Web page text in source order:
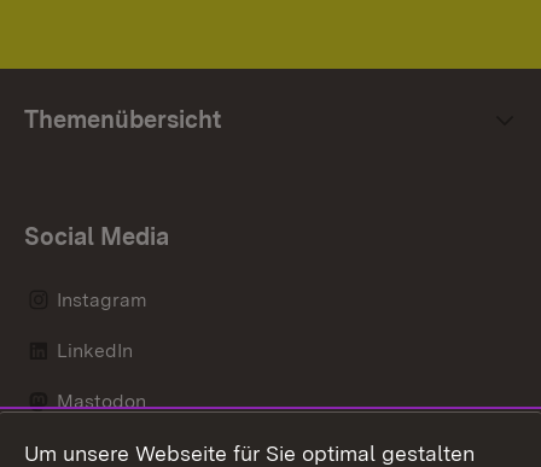
Themenübersicht
Social Media
Instagram
LinkedIn
Mastodon
Messenger
Um unsere Webseite für Sie optimal gestalten